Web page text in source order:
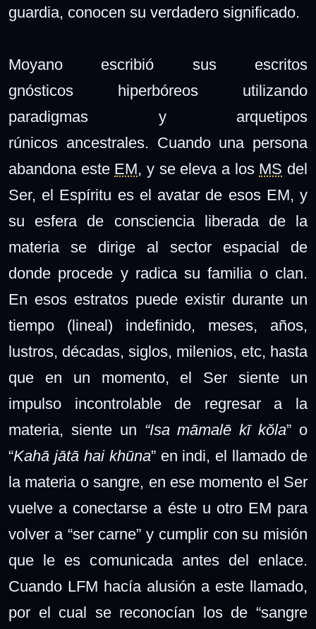
guardia, conocen su verdadero significado.
Moyano escribió sus escritos
gnósticos hiperbóreos utilizando
paradigmas y arquetipos
rúnicos ancestrales. Cuando una persona
abandona este EM, y se eleva a los MS del
Ser, el Espíritu es el avatar de esos EM, y
su esfera de consciencia liberada de la
materia se dirige al sector espacial de
donde procede y radica su familia o clan.
En esos estratos puede existir durante un
tiempo (lineal) indefinido, meses, años,
lustros, décadas, siglos, milenios, etc, hasta
que en un momento, el Ser siente un
impulso incontrolable de regresar a la
materia, siente un “Isa māmalē kī kŏla” o
“Kahā jātā hai khūna” en indi, el llamado de
la materia o sangre, en ese momento el Ser
vuelve a conectarse a éste u otro EM para
volver a “ser carne” y cumplir con su misión
que le es comunicada antes del enlace.
Cuando LFM hacía alusión a este llamado,
por el cual se reconocían los de “sangre